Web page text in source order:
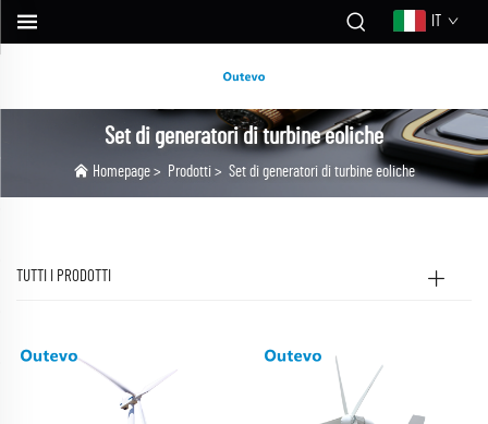
Set di generatori di turbine eoliche
Homepage > Prodotti > Set di generatori di turbine eoliche
TUTTI I PRODOTTI